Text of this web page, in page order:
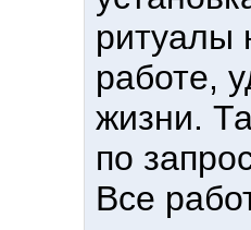
ритуалы
работе,
жизни.
по
Все